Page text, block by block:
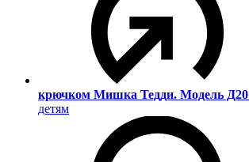
крючком Мишка Тедди. Модель Д20
детям